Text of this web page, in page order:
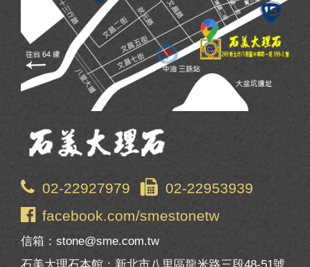
02-22927979
02-22953939
facebook.com/smestonetw
信箱：stone@sme.com.tw